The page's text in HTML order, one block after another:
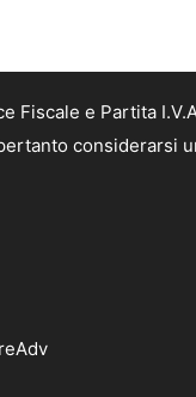
Fiscale e Partita
considerarsi